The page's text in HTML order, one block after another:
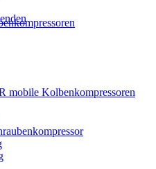
mobile Kolbenkompressoren